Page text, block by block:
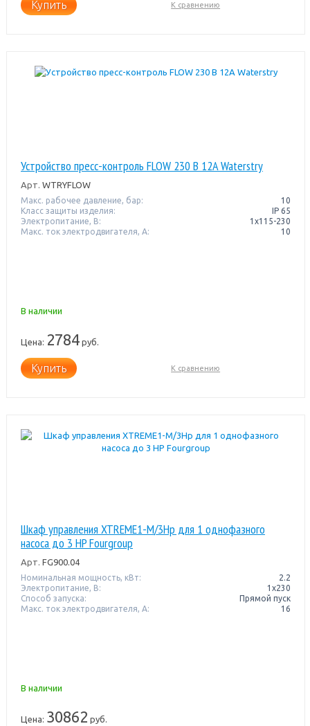
Купить К сравнению
Устройство пресс-контроль FLOW 230 В 12A Waterstry
Арт. WTRYFLOW
Макс. рабочее давление, бар:
10
Класс защиты изделия:
IP 65
Электропитание, В:
1x115-230
Макс. ток электродвигателя, А:
10
В наличии
Цена: 2784руб.
Купить К сравнению
Шкаф управления XTREME1-M/3Hp для 1 однофазного
насоса до 3 HP Fourgroup
Арт. FG900.04
Номинальная мощность, кВт:
2.2
Электропитание, В:
1х230
Способ запуска:
Прямой пуск
Макс. ток электродвигателя, А:
16
В наличии
Цена: 30862 руб.